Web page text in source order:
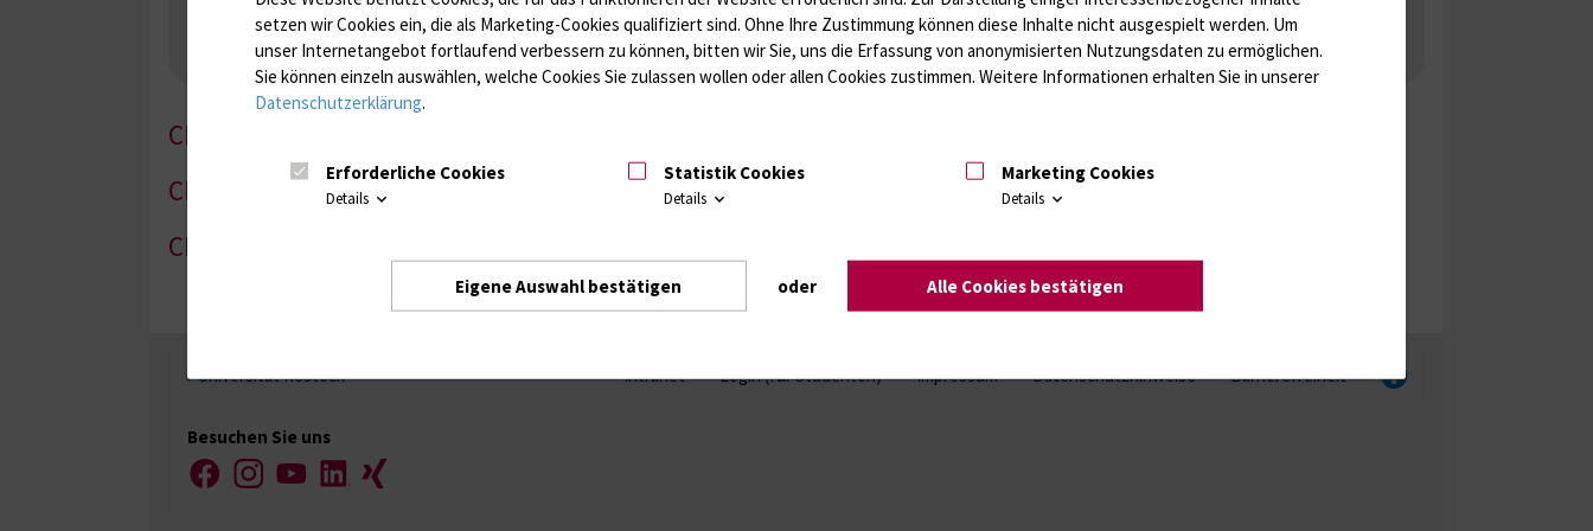
Nebenniere / Niere; Nebenschilddrüse ( Ca-Stoffwechsel / Knochen; Hypophyse / Wachstum; Gestroinaltrakt / Vitamine; Gonaden / Zyklus / Sterilität
Infektionsserologie
Allergiediagnostik Immunologie
Autoimmundiagnostik
Antibiotika, Zystostatika, Immunsuppressiva, Amaleptika, Bronchospasmolytika, Antiepileptika, Kardiaka, Psychpharmaka
Molekulare Diagnostik
CM-1
CM-2
CM-3
Universität Rostock
Besuchen Sie uns
FacebookInstagramYouTubeLinkedIn
Xing
Intranet Login (für Studenten) Impressum Datenschutzhinweise Barrierefreiheit
setzen wir Cookies ein, die als Marketing-Cookies qualifiziert sind. Ohne Ihre Zustimmung können diese Inhalte nicht ausgespielt werden. Um
unser Internetangebot fortlaufend verbessern zu können, bitten wir Sie, uns die Erfassung von anonymisierten Nutzungsdaten zu ermöglichen.
Sie können einzeln auswählen, welche Cookies Sie zulassen wollen oder allen Cookies zustimmen. Weitere Informationen erhalten Sie in unserer
Datenschutzerklärung.
Erforderliche Cookies
Details
Statistik Cookies
Details
Marketing Cookies
Details
Eigene Auswahl bestätigen oder Alle Cookies bestätigen